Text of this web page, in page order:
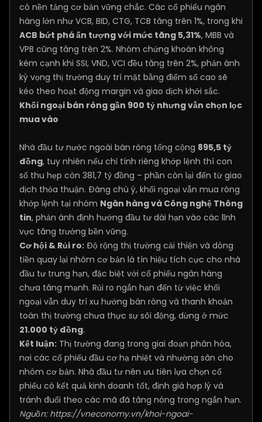
có nền tảng cơ bản vững chắc. Các cổ phiếu ngân
hàng lớn như VCB, BID, CTG, TCB tăng trên 1%, trong khi
ACB bứt phá ấn tượng với mức tăng 5,31%, MBB và
VPB cũng tăng trên 2%. Nhóm chứng khoán không
kém cạnh khi SSI, VND, VCI đều tăng trên 2%, phản ánh
kỳ vọng thị trường duy trì mặt bằng điểm số cao sẽ
kéo theo hoạt động margin và giao dịch khởi sắc.
Khối ngoại bán ròng gần 900 tỷ nhưng vẫn chọn lọc
mua vào
Nhà đầu tư nước ngoài bán ròng tổng cộng 895,5 tỷ
đồng, tuy nhiên nếu chỉ tính riêng khớp lệnh thì con
số thu hẹp còn 381,7 tỷ đồng – phần còn lại đến từ giao
dịch thỏa thuận. Đáng chú ý, khối ngoại vẫn mua ròng
khớp lệnh tại nhóm Ngân hàng và Công nghệ Thông
tin, phản ánh định hướng đầu tư dài hạn vào các lĩnh
vực tăng trưởng bền vững.
Cơ hội & Rủi ro: Độ rộng thị trường cải thiện và dòng
tiền quay lại nhóm cơ bản là tín hiệu tích cực cho nhà
đầu tư trung hạn, đặc biệt với cổ phiếu ngân hàng
chưa tăng mạnh. Rủi ro ngắn hạn đến từ việc khối
ngoại vẫn duy trì xu hướng bán ròng và thanh khoản
toàn thị trường chưa thực sự sôi động, dừng ở mức
21.000 tỷ đồng.
Kết luận: Thị trường đang trong giai đoạn phân hóa,
nơi các cổ phiếu đầu cơ hạ nhiệt và nhường sân cho
nhóm cơ bản. Nhà đầu tư nên ưu tiên lựa chọn cổ
phiếu có kết quả kinh doanh tốt, định giá hợp lý và
tránh đuổi theo các mã đã tăng nóng trong ngắn hạn.
Nguồn: https://vneconomy.vn/khoi-ngoai-